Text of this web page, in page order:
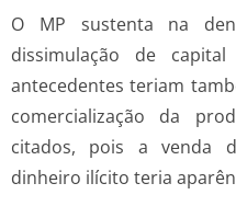
O MP sustenta na
dissimulação de
antecedentes teriam
comercialização da
citados, pois a venda
dinheiro ilícito teria